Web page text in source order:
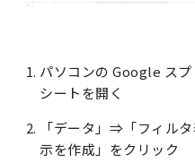
パソコンの Google ス
シートを開く
「データ」⇒「フィル
示を作成」をクリック